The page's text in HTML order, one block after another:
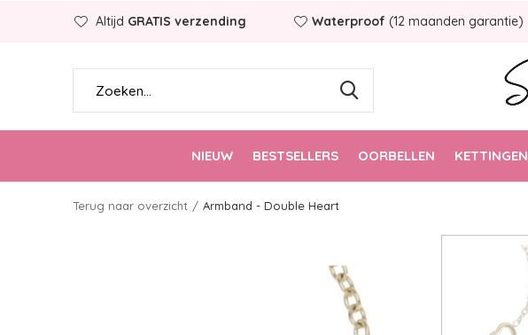
NIEUW BESTSELLERS OORBELLEN KETTINGEN
Altijd GRATIS verzending Waterproof (12 maanden garantie)
Terug naar overzicht Armband - Double Heart